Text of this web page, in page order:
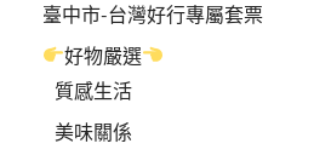
臺中市-台灣好行專屬套票
好物嚴選
質感生活
美味關係